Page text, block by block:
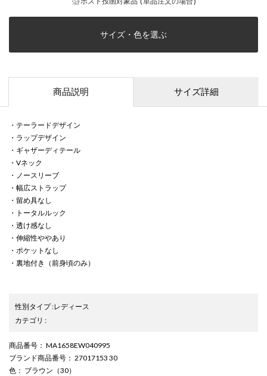
サイズ・色を選ぶ
商品説明 サイズ詳細
・テーラードデザイン
・ラップデザイン
・ギャザーディテール
・Vネック
・ノースリーブ
・幅広ストラップ
・留め具なし
・トータルルック
・透け感なし
・伸縮性ややあり
・ポケットなし
・裏地付き（前身頃のみ）
性別タイプ:レディース
カテゴリ :
商品番号 ： MA1658EW040995
ブランド商品番号 ： 27017153 30
色 ： ブラウン（30）